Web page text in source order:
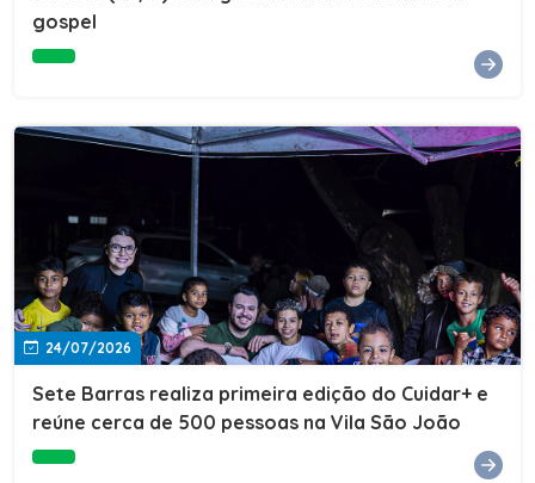
gospel
24/07/2026
Sete Barras realiza primeira edição do Cuidar+ e
reúne cerca de 500 pessoas na Vila São João